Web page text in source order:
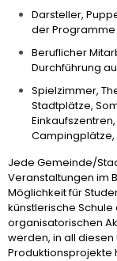
Darsteller,
der Programme
Beruflicher
Durchführung
Spielzimmer,
Stadtplätze,
Campingplätze,
Jede Gemeinde/
Veranstaltungen im
Möglichkeit für
künstlerische
organisatorischen
werden, in all
Produktionsprojekte